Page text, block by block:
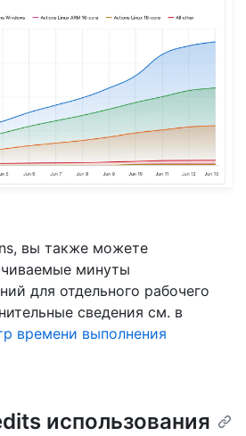
вы также можете
минуты
для отдельного рабочего
сведения см. в
времени выполнения
использования